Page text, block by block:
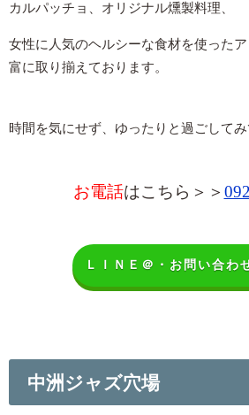
カルパッチョ、オリジナル燻製料理、
女性に人気のヘルシーな食材を使った
富に取り揃えております。
時間を気にせず、ゆったりと過ごして
お電話はこちら＞＞
ＬＩＮＥ＠・お問い合わ
中洲ジャズ穴場